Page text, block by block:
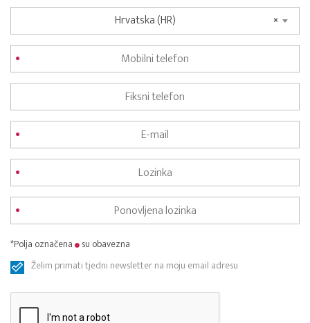
×
Hrvatska (HR)
*Polja označena
su obavezna
Želim primati tjedni newsletter na moju email adresu